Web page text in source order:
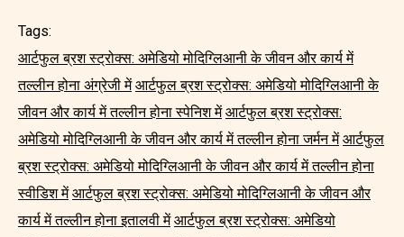
Tags:
आर्टफुल ब्रश स्ट्रोक्स: अमेडियो मोदिग्लिआनी के जीवन और कार्य में
तल्लीन होना अंग्रेजी में आर्टफुल ब्रश स्ट्रोक्स: अमेडियो मोदिग्लिआनी के
जीवन और कार्य में तल्लीन होना स्पेनिश में आर्टफुल ब्रश स्ट्रोक्स:
अमेडियो मोदिग्लिआनी के जीवन और कार्य में तल्लीन होना जर्मन में आर्टफुल
ब्रश स्ट्रोक्स: अमेडियो मोदिग्लिआनी के जीवन और कार्य में तल्लीन होना
स्वीडिश में आर्टफुल ब्रश स्ट्रोक्स: अमेडियो मोदिग्लिआनी के जीवन और
कार्य में तल्लीन होना इतालवी में आर्टफुल ब्रश स्ट्रोक्स: अमेडियो